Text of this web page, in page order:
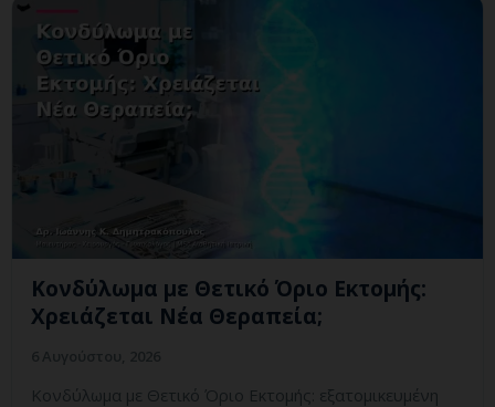
Κονδύλωμα με Θετικό Όριο Εκτομής:
Χρειάζεται Νέα Θεραπεία;
Κονδύλωμα με Θετικό Όριο Εκτομής: εξατομικευμένη